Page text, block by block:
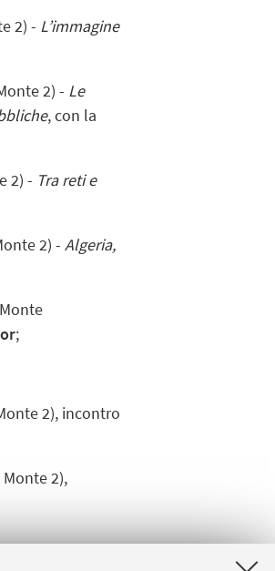
2) - L’immagine
2) - Le
, con la
2) - Tra reti e
2) - Algeria,
;
2), incontro
2),